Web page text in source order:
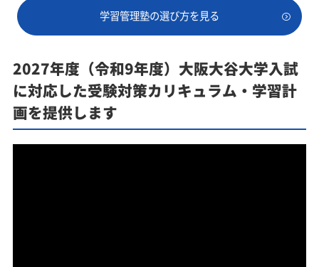
学習管理塾の選び方を見る
2027年度（令和9年度）大阪大谷大学入試
に対応した受験対策カリキュラム・学習計
画を提供します